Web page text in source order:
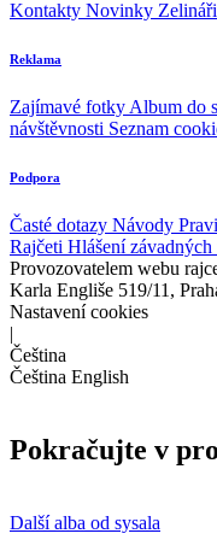
Kontakty Novinky Zelináři
Reklama
Zajímavé fotky Album do
návštěvnosti Seznam
Podpora
Časté dotazy Návody
Rajčeti Hlášení
Provozovatelem webu
Karla Engliše 519/11,
Nastavení cookies
|
Čeština
Čeština English
Pokračujte v
Další alba od sysala